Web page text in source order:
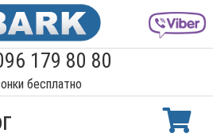
179 80 80
бесплатно